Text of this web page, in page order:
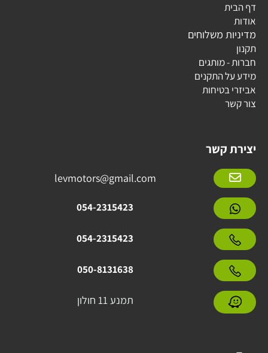
דף הבית
אודות
מדיניות משלוחים
תקנון
חברות - מותגים
מידע על התקנים
אביזרי בטיחות
צור קשר
יצירת קשר
levmotors@gmail.com
054-2315423
054-2315423
050-8131638
תמנע 11 חולון